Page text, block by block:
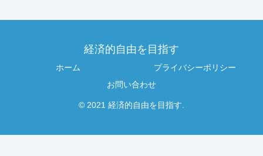
経済的自由を目指す
ホーム
プライバシーポリシー
お問い合わせ
© 2021 経済的自由を目指す.